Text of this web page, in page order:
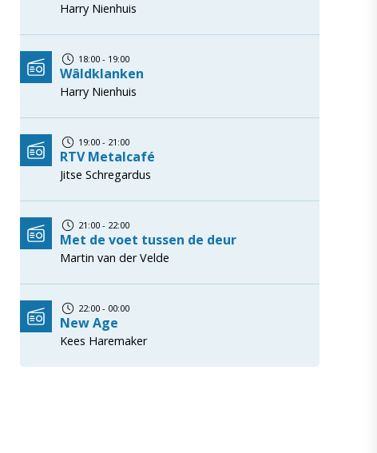
Harry Nienhuis
18:00 - 19:00
Wâldklanken
Harry Nienhuis
19:00 - 21:00
RTV Metalcafé
Jitse Schregardus
21:00 - 22:00
Met de voet tussen de deur
Martin van der Velde
22:00 - 00:00
New Age
Kees Haremaker